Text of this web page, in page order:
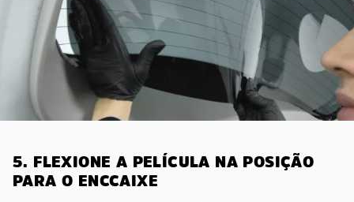
5. FLEXIONE A PELÍCULA NA POSIÇÃO
PARA O ENCCAIXE